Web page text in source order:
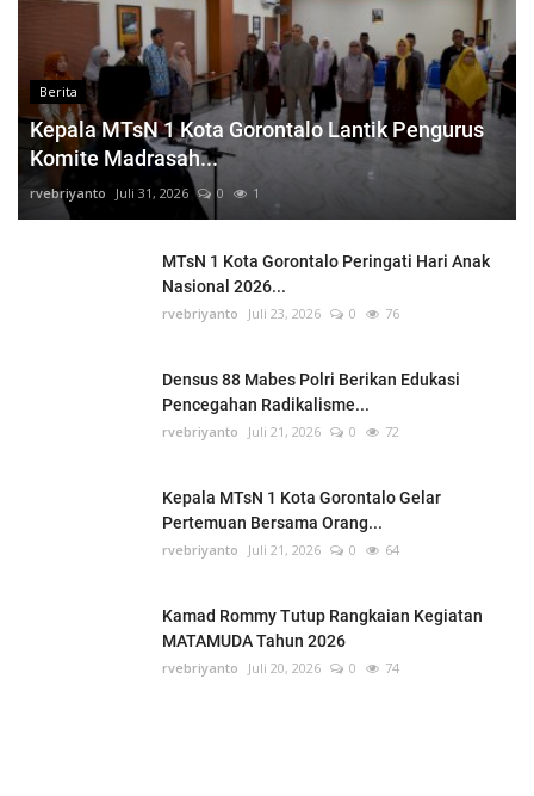
Berita
Kepala MTsN 1 Kota Gorontalo Lantik Pengurus
Komite Madrasah...
rvebriyanto Juli 31, 2026 0 1
MTsN 1 Kota Gorontalo Peringati Hari Anak
Nasional 2026...
rvebriyanto Juli 23, 2026 0 76
Densus 88 Mabes Polri Berikan Edukasi
Pencegahan Radikalisme...
rvebriyanto Juli 21, 2026 0 72
Kepala MTsN 1 Kota Gorontalo Gelar
Pertemuan Bersama Orang...
rvebriyanto Juli 21, 2026 0 64
Kamad Rommy Tutup Rangkaian Kegiatan
MATAMUDA Tahun 2026
rvebriyanto Juli 20, 2026 0 74